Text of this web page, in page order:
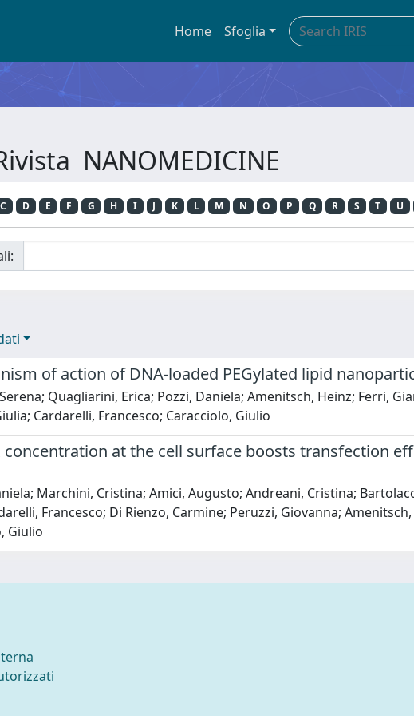
Home Sfoglia
NANOMEDICINE
C D E F G H I J K L M N O P Q R S T U
of action of DNA-loaded PEGylated lipid
Quagliarini, Erica; Pozzi, Daniela; Amenitsch, Heinz; Ferri,
Cardarelli, Francesco; Caracciolo, Giulio
at the cell surface boosts transfection
Marchini, Cristina; Amici, Augusto; Andreani, Cristina;
Francesco; Di Rienzo, Carmine; Peruzzi, Giovanna;
Giulio